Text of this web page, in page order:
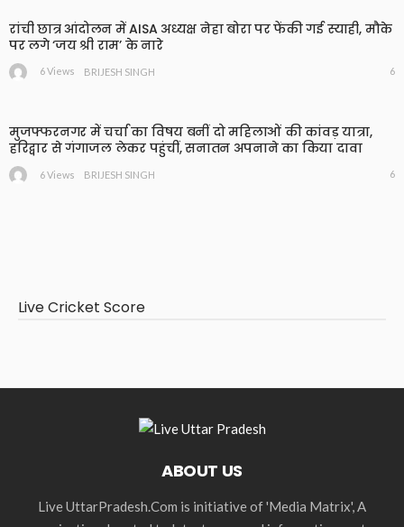
रांची छात्र आंदोलन में AISA अध्यक्ष नेहा बोरा पर फेंकी गई स्याही, मौके
पर लगे ‘जय श्री राम’ के नारे
6 Views BRIJESH SINGH 6
मुजफ्फरनगर में चर्चा का विषय बनीं दो महिलाओं की कांवड़ यात्रा,
हरिद्वार से गंगाजल लेकर पहुंचीं, सनातन अपनाने का किया दावा
6 Views BRIJESH SINGH 6
Live Cricket Score
ABOUT US
Live UttarPradesh.Com is initiative of 'Media Matrix', A